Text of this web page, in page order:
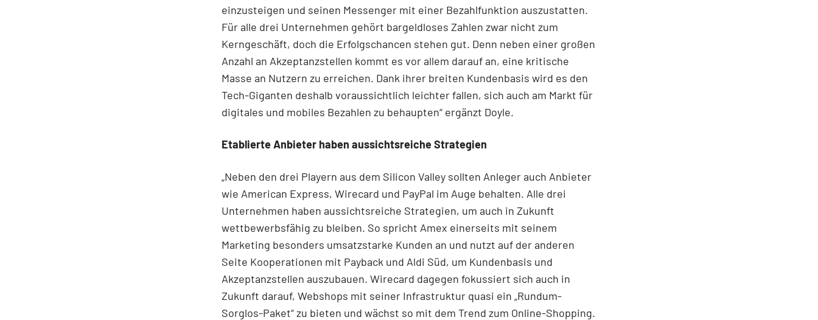
einzusteigen und seinen Messenger mit einer Bezahlfunktion auszustatten.
Für alle drei Unternehmen gehört bargeldloses Zahlen zwar nicht zum
Kerngeschäft, doch die Erfolgschancen stehen gut. Denn neben einer großen
Anzahl an Akzeptanzstellen kommt es vor allem darauf an, eine kritische
Masse an Nutzern zu erreichen. Dank ihrer breiten Kundenbasis wird es den
Tech-Giganten deshalb voraussichtlich leichter fallen, sich auch am Markt für
digitales und mobiles Bezahlen zu behaupten“ ergänzt Doyle.
Etablierte Anbieter haben aussichtsreiche Strategien
„Neben den drei Playern aus dem Silicon Valley sollten Anleger auch Anbieter
wie American Express, Wirecard und PayPal im Auge behalten. Alle drei
Unternehmen haben aussichtsreiche Strategien, um auch in Zukunft
wettbewerbsfähig zu bleiben. So spricht Amex einerseits mit seinem
Marketing besonders umsatzstarke Kunden an und nutzt auf der anderen
Seite Kooperationen mit Payback und Aldi Süd, um Kundenbasis und
Akzeptanzstellen auszubauen. Wirecard dagegen fokussiert sich auch in
Zukunft darauf, Webshops mit seiner Infrastruktur quasi ein „Rundum-
Sorglos-Paket“ zu bieten und wächst so mit dem Trend zum Online-Shopping.